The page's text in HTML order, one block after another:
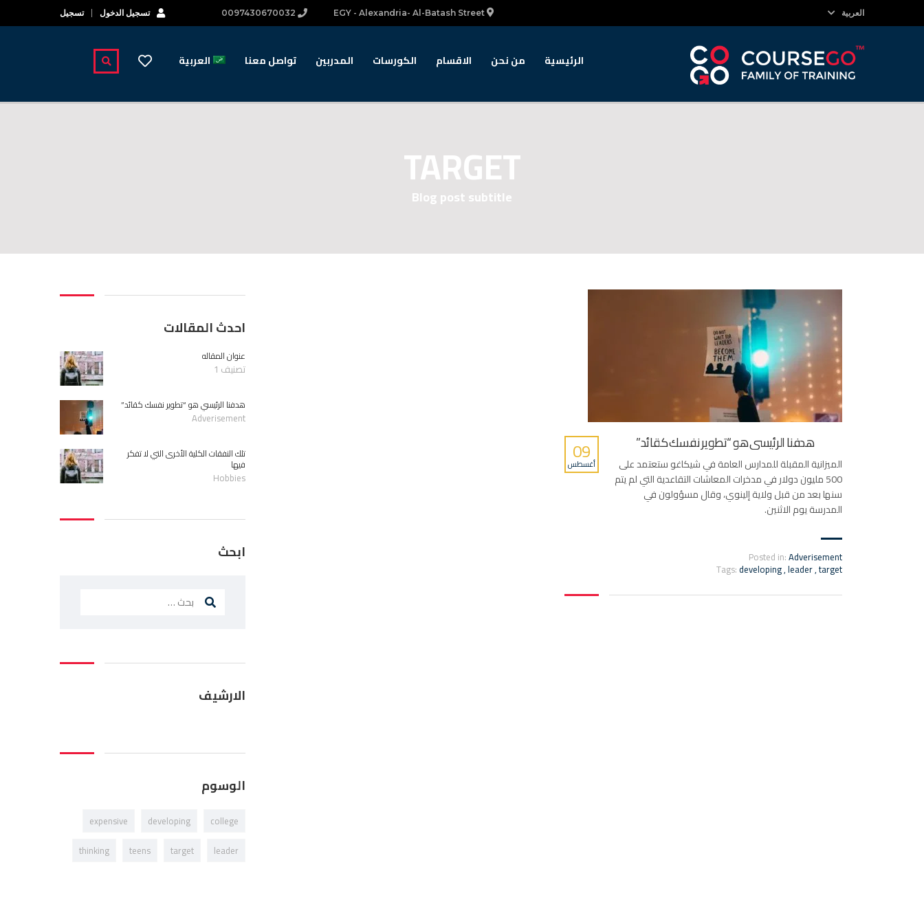
العربية تسجيل الدخول تسجيل
الرئيسية من نحن الاقسام الكورسات المدربين تواصل معنا العربية
TARGET
Blog post subtitle
هدفنا الرئيسي هو “تطوير نفسك كقائد” 09
أغسطس
الميزانية المقبلة للمدارس العامة في شيكاغو ستعتمد على
500 مليون دولار في مدخرات المعاشات التقاعدية التي لم يتم
سنها بعد من قبل ولاية إلينوي، وقال مسؤولون في
المدرسة يوم الاثنين.
Posted in:Adverisement
Tags:developing,leader,target
احدث المقالات
عنوان المقاله
تصنيف 1
هدفنا الرئيسي هو “تطوير نفسك كقائد”
Adverisement
تلك النفقات الكلية الأخرى التي لا تفكر
فيها
Hobbies
ابحث
البحث
عن:
الارشيف
الوسوم
college
developing
expensive
leader
target
teens
thinking